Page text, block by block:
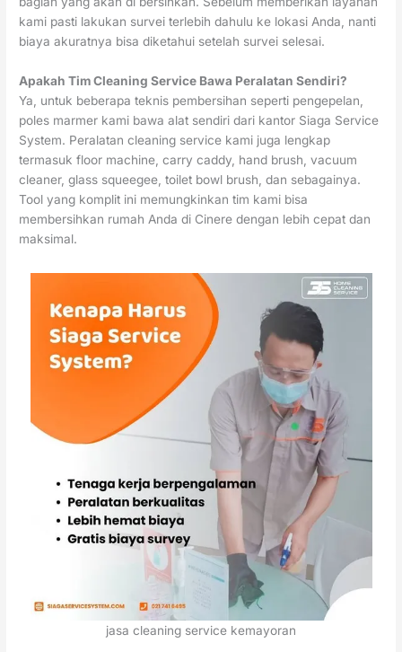
kami pasti lakukan survei terlebih dahulu ke lokasi Anda, nanti
biaya akuratnya bisa diketahui setelah survei selesai.
Apakah Tim Cleaning Service Bawa Peralatan Sendiri?
Ya, untuk beberapa teknis pembersihan seperti pengepelan,
poles marmer kami bawa alat sendiri dari kantor Siaga Service
System. Peralatan cleaning service kami juga lengkap
termasuk floor machine, carry caddy, hand brush, vacuum
cleaner, glass squeegee, toilet bowl brush, dan sebagainya.
Tool yang komplit ini memungkinkan tim kami bisa
membersihkan rumah Anda di Cinere dengan lebih cepat dan
maksimal.
jasa cleaning service kemayoran